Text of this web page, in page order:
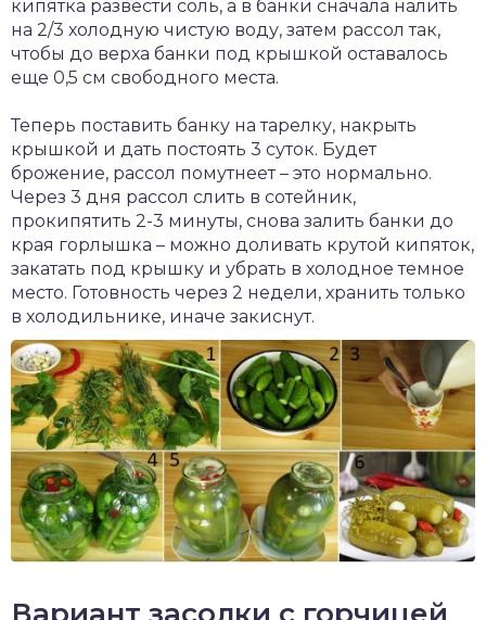
кипятка развести соль, а в банки сначала налить
на 2/3 холодную чистую воду, затем рассол так,
чтобы до верха банки под крышкой оставалось
еще 0,5 см свободного места.
Теперь поставить банку на тарелку, накрыть
крышкой и дать постоять 3 суток. Будет
брожение, рассол помутнеет – это нормально.
Через 3 дня рассол слить в сотейник,
прокипятить 2-3 минуты, снова залить банки до
края горлышка – можно доливать крутой кипяток,
закатать под крышку и убрать в холодное темное
место. Готовность через 2 недели, хранить только
в холодильнике, иначе закиснут.